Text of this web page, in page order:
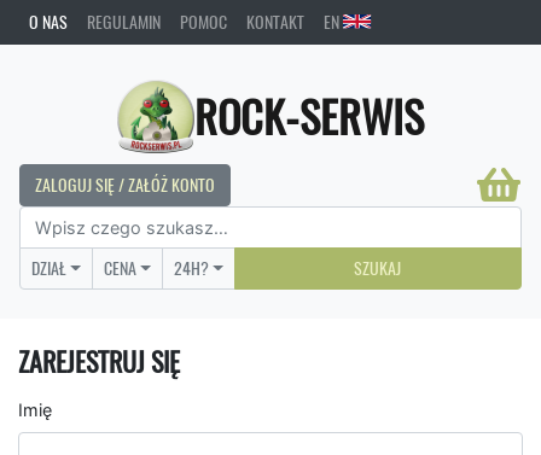
O NAS REGULAMIN POMOC KONTAKT EN
ROCK-SERWIS
ZALOGUJ SIĘ / ZAŁÓŻ KONTO
DZIAŁ CENA 24H? SZUKAJ
ZAREJESTRUJ SIĘ
Imię